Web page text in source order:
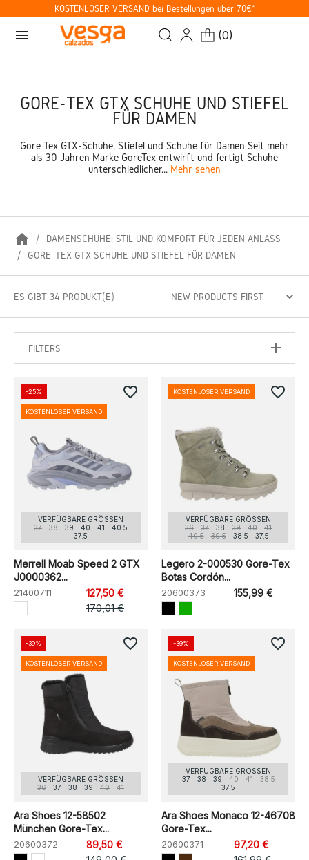
KOSTENLOSER VERSAND bei Bestellungen über 70€*
menu (0)
GORE-TEX GTX SCHUHE UND STIEFEL
FÜR DAMEN
Gore Tex GTX-Schuhe, Stiefel und Schuhe für Damen Seit mehr
als 30 Jahren Marke GoreTex entwirft und fertigt Schuhe
unterschiedlicher... Mehr sehen
home
DAMENSCHUHE: STIL UND KOMFORT FÜR JEDEN ANLASS
GORE-TEX GTX SCHUHE UND STIEFEL FÜR DAMEN
ES GIBT 34 PRODUKT(E)
FILTERS
VERFÜGBARE GRÖSSEN
37
38 39 40 41
40.5
37.5
Merrell Moab Speed 2 GTX
J0000362...
21400711
127,50 €
170,01 €
-25%
KOSTENLOSER VERSAND
favorite_border
VERFÜGBARE GRÖSSEN
36
37 38 39 40
41
40.5
39.5 38.5 37.5
Legero 2-000530 Gore-Tex
Botas Cordón...
20600373 155,99 €
KOSTENLOSER VERSAND favorite_border
VERFÜGBARE GRÖSSEN
36
37 38 39 40 41
Ara Shoes 12-58502
München Gore-Tex...
20600372
89,50 €
-39%
KOSTENLOSER VERSAND
favorite_border
VERFÜGBARE GRÖSSEN
37
38 39 40 41
38.5
37.5
Ara Shoes Monaco 12-46708
Gore-Tex...
20600371
97,20 €
-39%
KOSTENLOSER VERSAND
favorite_border